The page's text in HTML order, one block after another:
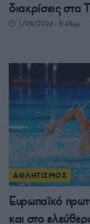
διακρίσεις στα
1/08/2026 - 8:48μμ
ΑΘΛΗΤΙΣΜΟΣ
Ευρωπαϊκό
και στο